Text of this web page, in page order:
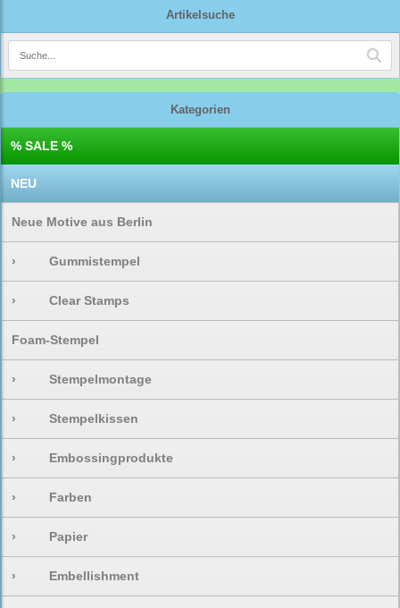
Artikelsuche
Kategorien
% SALE %
NEU
Neue Motive aus Berlin
› Gummistempel
› Clear Stamps
Foam-Stempel
› Stempelmontage
› Stempelkissen
› Embossingprodukte
› Farben
› Papier
› Embellishment